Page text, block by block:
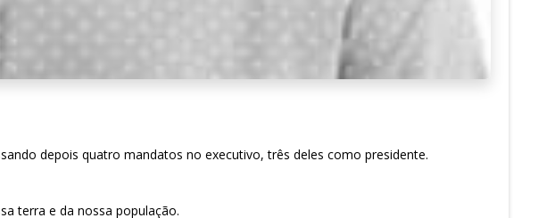
depois quatro mandatos no executivo, três deles como presidente.
terra e da nossa população.